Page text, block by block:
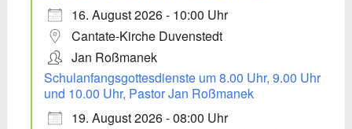
16. August 2026 - 10:00 Uhr
Cantate-Kirche Duvenstedt
Jan Roßmanek
Schulanfangsgottesdienste um 8.00 Uhr, 9.00 Uhr
und 10.00 Uhr, Pastor Jan Roßmanek
19. August 2026 - 08:00 Uhr